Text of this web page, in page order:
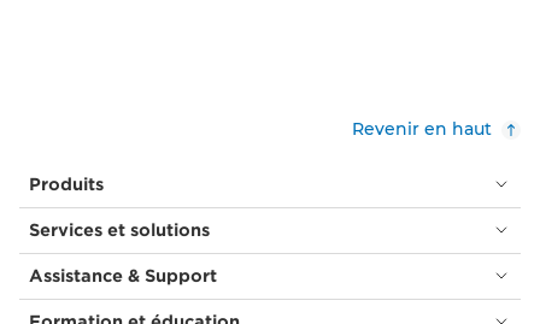
Revenir en haut
Produits
Services et solutions
Assistance & Support